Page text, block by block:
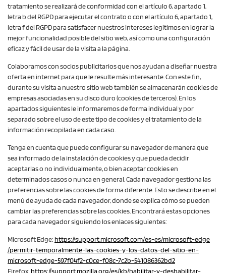
tratamiento se realizará de conformidad con el artículo 6, apartado 1,
letra b del RGPD para ejecutar el contrato o con el artículo 6, apartado 1,
letra f del RGPD para satisfacer nuestros intereses legítimos en lograr la
mejor funcionalidad posible del sitio web, así como una configuración
eficaz y fácil de usar de la visita a la página.
Colaboramos con socios publicitarios que nos ayudan a diseñar nuestra
oferta en internet para que le resulte más interesante. Con este fin,
durante su visita a nuestro sitio web también se almacenarán cookies de
empresas asociadas en su disco duro (cookies de terceros). En los
apartados siguientes le informaremos de forma individual y por
separado sobre el uso de este tipo de cookies y el tratamiento de la
información recopilada en cada caso.
Tenga en cuenta que puede configurar su navegador de manera que
sea informado de la instalación de cookies y que pueda decidir
aceptarlas o no individualmente, o bien aceptar cookies en
determinados casos o nunca en general. Cada navegador gestiona las
preferencias sobre las cookies de forma diferente. Esto se describe en el
menú de ayuda de cada navegador, donde se explica cómo se pueden
cambiar las preferencias sobre las cookies. Encontrará estas opciones
para cada navegador siguiendo los enlaces siguientes:
Microsoft Edge: https://support.microsoft.com/es-es/microsoft-edge
/permitir-temporalmente-las-cookies-y-los-datos-del-sitio-en-
microsoft-edge-597f04f2-c0ce-f08c-7c2b-541086362bd2
Firefox: https://support.mozilla.org/es/kb/habilitar-y-deshabilitar-